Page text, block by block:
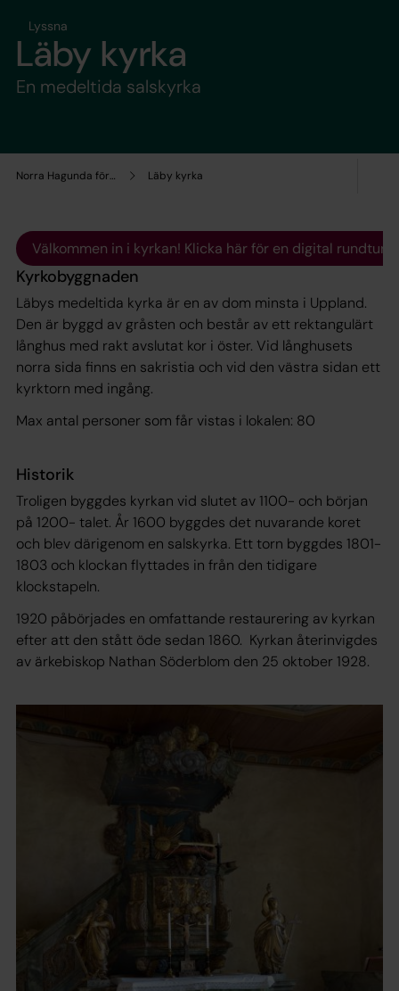
Norra Hagunda församling Läby kyrka
Lyssna
Läby kyrka
En medeltida salskyrka
Välkommen in i kyrkan! Klicka här för en digital rundtur.
Kyrkobyggnaden
Läbys medeltida kyrka är en av dom minsta i Uppland.
Den är byggd av gråsten och består av ett rektangulärt
långhus med rakt avslutat kor i öster. Vid långhusets
norra sida finns en sakristia och vid den västra sidan ett
kyrktorn med ingång.
Max antal personer som får vistas i lokalen: 80
Historik
Troligen byggdes kyrkan vid slutet av 1100- och början
på 1200- talet. År 1600 byggdes det nuvarande koret
och blev därigenom en salskyrka. Ett torn byggdes 1801-
1803 och klockan flyttades in från den tidigare
klockstapeln.
1920 påbörjades en omfattande restaurering av kyrkan
efter att den stått öde sedan 1860. Kyrkan återinvigdes
av ärkebiskop Nathan Söderblom den 25 oktober 1928.